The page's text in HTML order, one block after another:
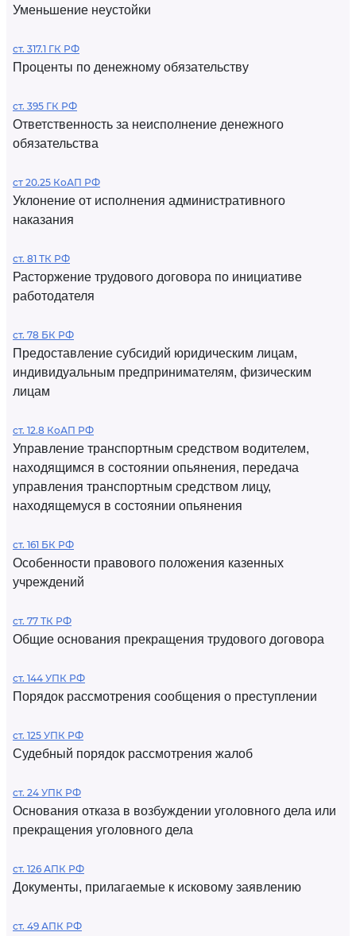
Уменьшение неустойки
ст. 317.1 ГК РФ
Проценты по денежному обязательству
ст. 395 ГК РФ
Ответственность за неисполнение денежного
обязательства
ст 20.25 КоАП РФ
Уклонение от исполнения административного
наказания
ст. 81 ТК РФ
Расторжение трудового договора по инициативе
работодателя
ст. 78 БК РФ
Предоставление субсидий юридическим лицам,
индивидуальным предпринимателям, физическим
лицам
ст. 12.8 КоАП РФ
Управление транспортным средством водителем,
находящимся в состоянии опьянения, передача
управления транспортным средством лицу,
находящемуся в состоянии опьянения
ст. 161 БК РФ
Особенности правового положения казенных
учреждений
ст. 77 ТК РФ
Общие основания прекращения трудового договора
ст. 144 УПК РФ
Порядок рассмотрения сообщения о преступлении
ст. 125 УПК РФ
Судебный порядок рассмотрения жалоб
ст. 24 УПК РФ
Основания отказа в возбуждении уголовного дела или
прекращения уголовного дела
ст. 126 АПК РФ
Документы, прилагаемые к исковому заявлению
ст. 49 АПК РФ